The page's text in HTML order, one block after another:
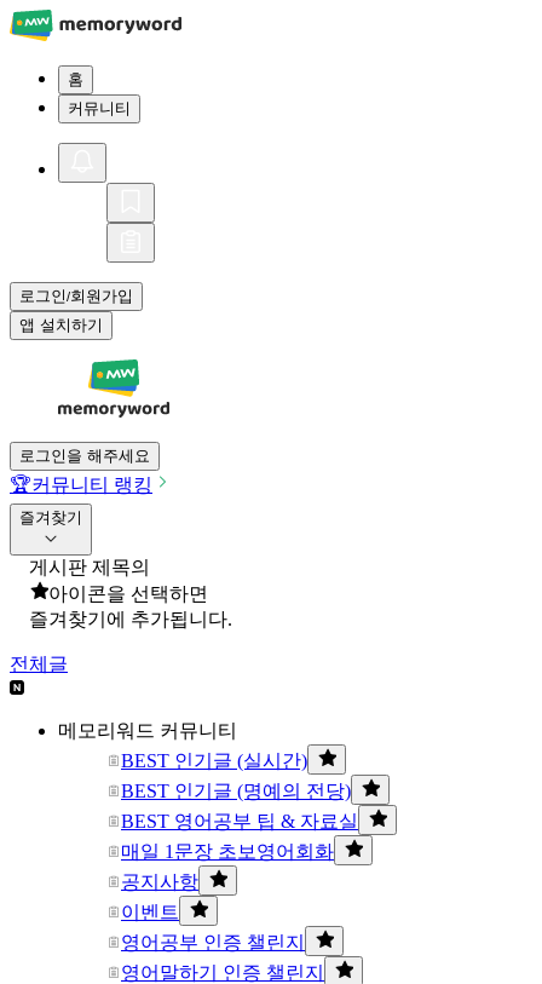
홈
커뮤니티
로그인/회원가입
앱 설치하기
로그인을 해주세요
🏆커뮤니티 랭킹
즐겨찾기
게시판 제목의
아이콘을 선택하면
즐겨찾기에 추가됩니다.
전체글
메모리워드 커뮤니티
BEST 인기글 (실시간)
BEST 인기글 (명예의 전당)
BEST 영어공부 팁 & 자료실
매일 1문장 초보영어회화
공지사항
이벤트
영어공부 인증 챌린지
영어말하기 인증 챌린지